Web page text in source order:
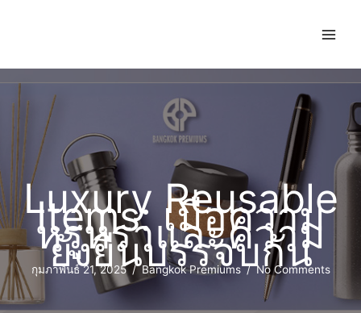
Luxury Reusable
Items: เมื่อความ
หรูหราและความ
ยั่งยืนบรรจบกัน
กุมภาพันธ์ 21, 2025 / Bangkok Premiums/No Comments